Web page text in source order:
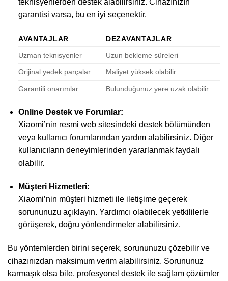
teknisyenlerden destek alabilirsiniz. Cihazınızın
garantisi varsa, bu en iyi seçenektir.
AVANTAJLAR
DEZAVANTAJLAR
Uzman teknisyenler
Uzun bekleme süreleri
Orijinal yedek parçalar Maliyet yüksek olabilir
Garantili onarımlar Bulunduğunuz yere uzak olabilir
Online Destek ve Forumlar:
Xiaomi’nin resmi web sitesindeki destek bölümünden
veya kullanıcı forumlarından yardım alabilirsiniz. Diğer
kullanıcıların deneyimlerinden yararlanmak faydalı
olabilir.
Müşteri Hizmetleri:
Xiaomi’nin müşteri hizmeti ile iletişime geçerek
sorununuzu açıklayın. Yardımcı olabilecek yetkililerle
görüşerek, doğru yönlendirmeler alabilirsiniz.
Bu yöntemlerden birini seçerek, sorununuzu çözebilir ve
cihazınızdan maksimum verim alabilirsiniz. Sorununuz
karmaşık olsa bile, profesyonel destek ile sağlam çözümler